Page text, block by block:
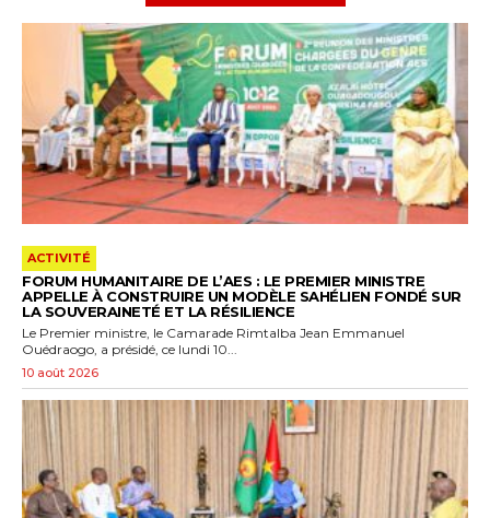
ACTIVITÉ
FORUM HUMANITAIRE DE L’AES : LE PREMIER MINISTRE
APPELLE À CONSTRUIRE UN MODÈLE SAHÉLIEN FONDÉ SUR
LA SOUVERAINETÉ ET LA RÉSILIENCE
Le Premier ministre, le Camarade Rimtalba Jean Emmanuel
Ouédraogo, a présidé, ce lundi 10...
10 août 2026